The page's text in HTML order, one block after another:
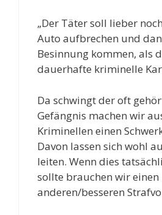
„Der Täter soll lieber
Auto aufbrechen und
Besinnung kommen, als
dauerhafte kriminelle
Da schwingt der oft
Gefängnis machen wir
Kriminellen einen
Davon lassen sich wohl
leiten. Wenn dies
sollte brauchen wir einen
anderen/besseren